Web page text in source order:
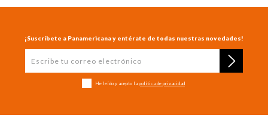
¡Suscríbete a Panamericana y entérate de todas nuestras novedades!
He leído y acepto la política de privacidad